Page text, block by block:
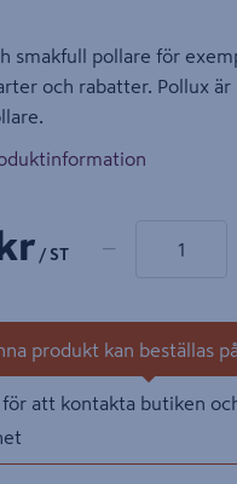
smakfull pollare för
och rabatter. Pollux är
/ ST −
produkt kan beställas
för att kontakta butiken